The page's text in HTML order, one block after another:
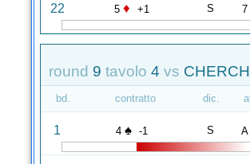
22 5 ♦ +1 S 7
round 9 tavolo 4 vs
bd. contratto dic.
1 4 ♠ -1 S A